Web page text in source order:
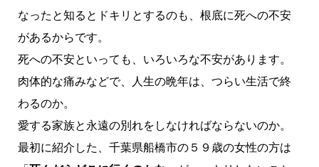
なったと知るとドキリとするのも、根底に死への不安
があるからです。
死への不安といっても、いろいろな不安があります。
肉体的な痛みなどで、人生の晩年は、つらい生活で終
わるのか。
愛する家族と永遠の別れをしなければならないのか。
最初に紹介した、千葉県船橋市の５９歳の女性の方は